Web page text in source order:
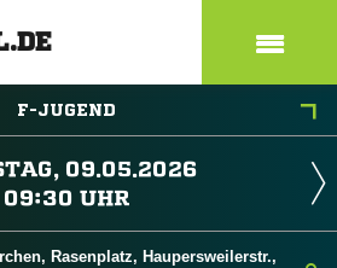
F-JUGEND

 
Rasenplatz, Haupersweilerstr.,